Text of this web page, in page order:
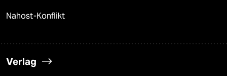
Nahost-Konflikt
Verlag